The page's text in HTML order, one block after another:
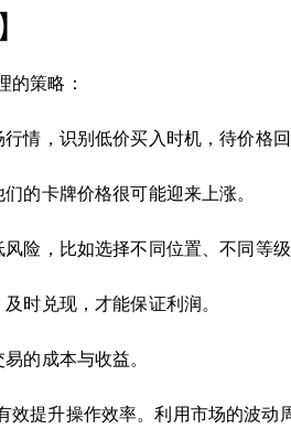
的策略：
情，识别低价买入时机，待价格回
的卡牌价格很可能迎来上涨。
险，比如选择不同位置、不同等
时兑现，才能保证利润。
的成本与收益。
提升操作效率。利用市场的波动